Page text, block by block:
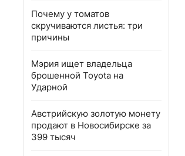
Почему у томатов
скручиваются листья: три
причины
Мэрия ищет владельца
брошенной Toyota на
Ударной
Австрийскую золотую монету
продают в Новосибирске за
399 тысяч